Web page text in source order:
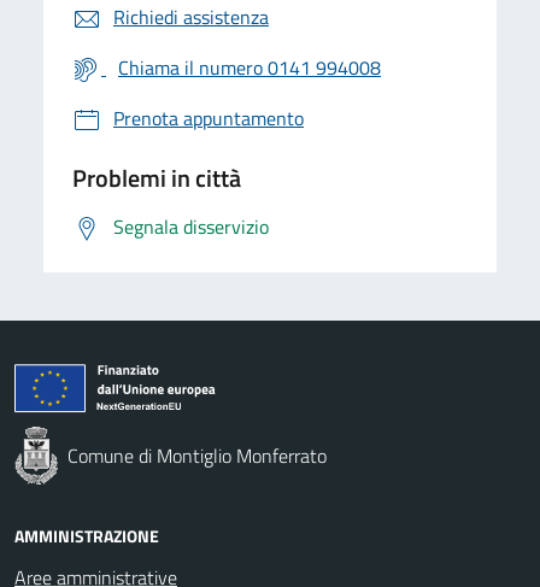
Richiedi assistenza
Chiama il numero 0141 994008
Prenota appuntamento
Problemi in città
Segnala disservizio
Comune di Montiglio Monferrato
AMMINISTRAZIONE
Aree amministrative